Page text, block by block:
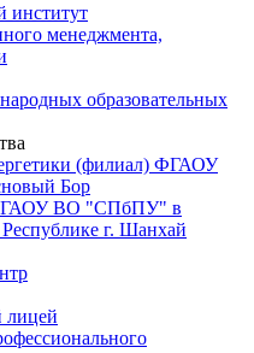
институт
менеджмента,
образовательных
(филиал) ФГАОУ
Бор
ФГАОУ ВО "СПбПУ" в
г. Шанхай
лицей